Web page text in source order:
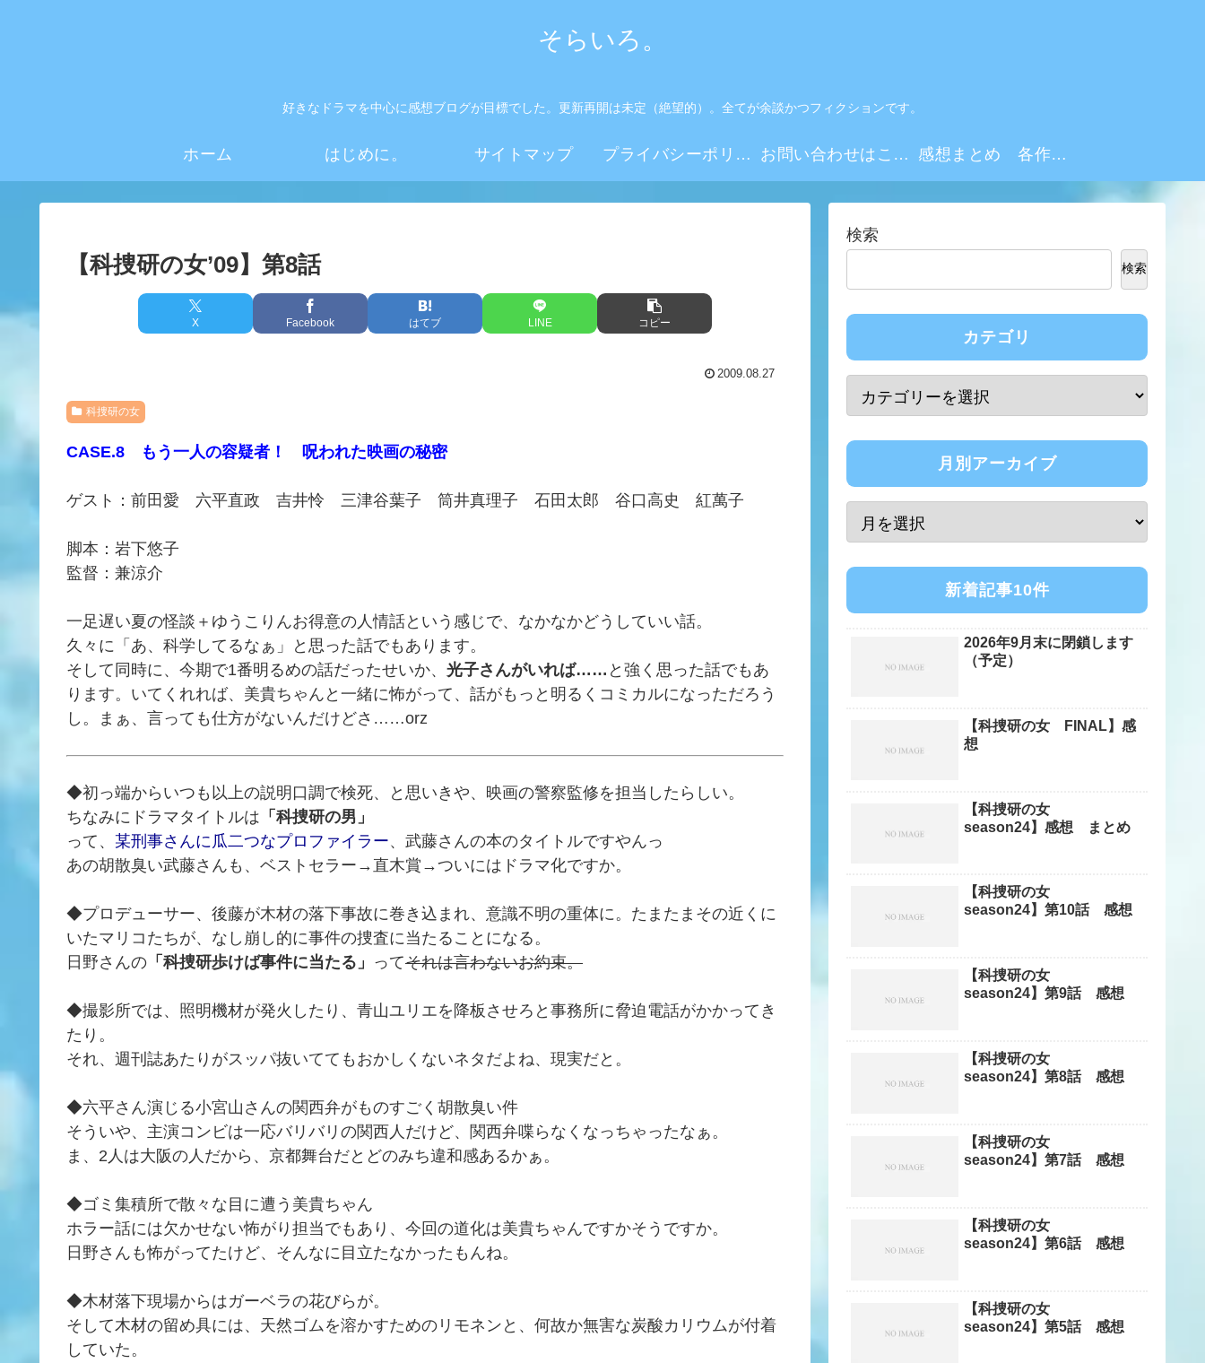
そらいろ。
好きなドラマを中心に感想ブログが目標でした。更新再開は未定（絶望的）。全てが余談かつフィクションです。
ホーム はじめに。 サイトマップ プライバシーポリシー お問い合わせはこちらから 感想まとめ 各作品・シーズンリンク集
【科捜研の女’09】第8話
X Facebook はてブ LINE コピー
2009.08.27
科捜研の女
CASE.8 もう一人の容疑者！ 呪われた映画の秘密
ゲスト：前田愛 六平直政 吉井怜 三津谷葉子 筒井真理子 石田太郎 谷口高史 紅萬子
脚本：岩下悠子
監督：兼涼介
一足遅い夏の怪談＋ゆうこりんお得意の人情話という感じで、なかなかどうしていい話。
久々に「あ、科学してるなぁ」と思った話でもあります。
そして同時に、今期で1番明るめの話だったせいか、 光子さんがいれば…… と強く思った話でもあ
ります。いてくれれば、美貴ちゃんと一緒に怖がって、話がもっと明るくコミカルになっただろう
し。まぁ、言っても仕方がないんだけどさ……orz
◆初っ端からいつも以上の説明口調で検死、と思いきや、映画の警察監修を担当したらしい。
ちなみにドラマタイトルは 「科捜研の男」
って、 某刑事さんに瓜二つなプロファイラー、武藤さんの本のタイトルですやんっ
あの胡散臭い武藤さんも、ベストセラー→直木賞→ついにはドラマ化ですか。
◆プロデューサー、後藤が木材の落下事故に巻き込まれ、意識不明の重体に。たまたまその近くに
いたマリコたちが、なし崩し的に事件の捜査に当たることになる。
日野さんの 「科捜研歩けば事件に当たる」 ってそれは言わないお約束。
◆撮影所では、照明機材が発火したり、青山ユリエを降板させろと事務所に脅迫電話がかかってき
たり。
それ、週刊誌あたりがスッパ抜いててもおかしくないネタだよね、現実だと。
◆六平さん演じる小宮山さんの関西弁がものすごく胡散臭い件
そういや、主演コンビは一応バリバリの関西人だけど、関西弁喋らなくなっちゃったなぁ。
ま、2人は大阪の人だから、京都舞台だとどのみち違和感あるかぁ。
◆ゴミ集積所で散々な目に遭う美貴ちゃん
ホラー話には欠かせない怖がり担当でもあり、今回の道化は美貴ちゃんですかそうですか。
日野さんも怖がってたけど、そんなに目立たなかったもんね。
◆木材落下現場からはガーベラの花びらが。
そして木材の留め具には、天然ゴムを溶かすためのリモネンと、何故か無害な炭酸カリウムが付着
していた。
検索
検索
カテゴリ
月別アーカイブ
新着記事10件
2026年9月末に閉鎖します
（予定）
【科捜研の女 FINAL】感
想
【科捜研の女
season24】感想 まとめ
【科捜研の女
season24】第10話 感想
【科捜研の女
season24】第9話 感想
【科捜研の女
season24】第8話 感想
【科捜研の女
season24】第7話 感想
【科捜研の女
season24】第6話 感想
【科捜研の女
season24】第5話 感想